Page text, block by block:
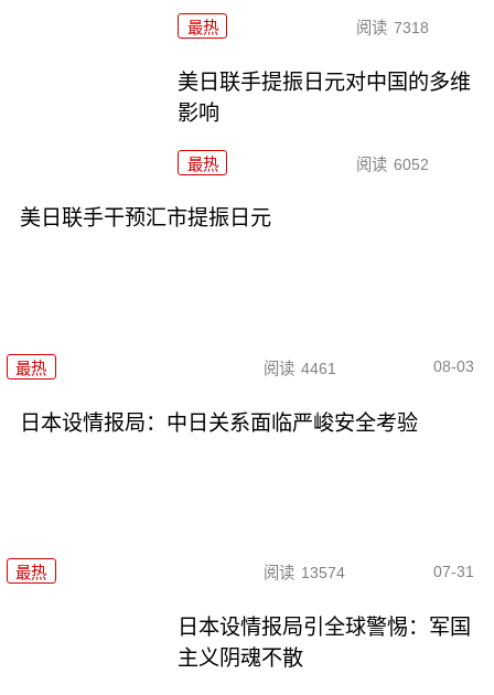
最热 阅读 7318
美日联手提振日元对中国的多维
影响
最热 阅读 6052
美日联手干预汇市提振日元
最热 阅读 4461 08-03
日本设情报局：中日关系面临严峻安全考验
最热 阅读 13574 07-31
日本设情报局引全球警惕：军国
主义阴魂不散